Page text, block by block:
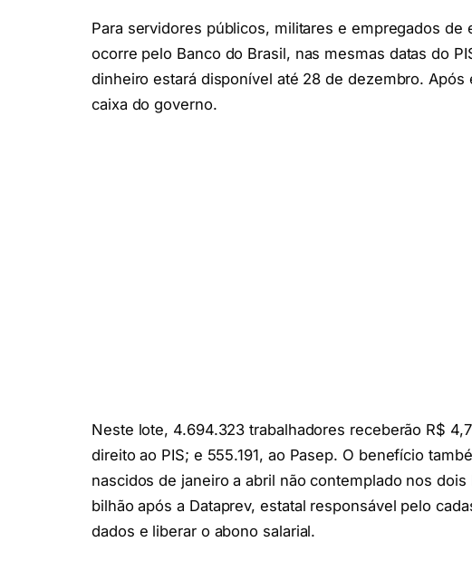
Para servidores públicos, militares e empregados de
ocorre pelo Banco do Brasil, nas mesmas datas do
dinheiro estará disponível até 28 de dezembro.
caixa do governo.
Neste lote, 4.694.323 trabalhadores receberão R$
direito ao PIS; e 555.191, ao Pasep. O benefício
nascidos de janeiro a abril não contemplado nos
bilhão após a Dataprev, estatal responsável pelo
dados e liberar o abono salarial.